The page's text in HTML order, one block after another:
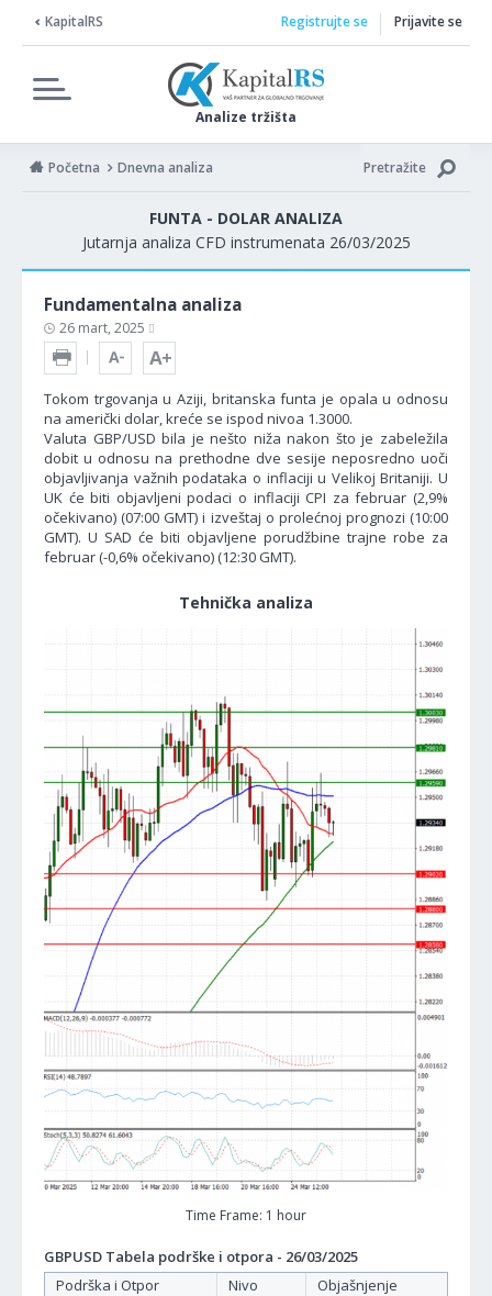
KapitalRS
Analize tržišta
Registrujte se Prijavite se
Početna Dnevna analiza Pretražite
FUNTA - DOLAR ANALIZA
Jutarnja analiza CFD instrumenata 26/03/2025
Fundamentalna analiza
26 mart, 2025
Tokom trgovanja u Aziji, britanska funta je opala u odnosu
na američki dolar, kreće se ispod nivoa 1.3000.
Valuta GBP/USD bila je nešto niža nakon što je zabeležila
dobit u odnosu na prethodne dve sesije neposredno uoči
objavljivanja važnih podataka o inflaciji u Velikoj Britaniji. U
UK će biti objavljeni podaci o inflaciji CPI za februar (2,9%
očekivano) (07:00 GMT) i izveštaj o prolećnoj prognozi (10:00
GMT). U SAD će biti objavljene porudžbine trajne robe za
februar (-0,6% očekivano) (12:30 GMT).
Tehnička analiza
Time Frame: 1 hour
GBPUSD Tabela podrške i otpora - 26/03/2025
Podrška i Otpor
Nivo
Objašnjenje